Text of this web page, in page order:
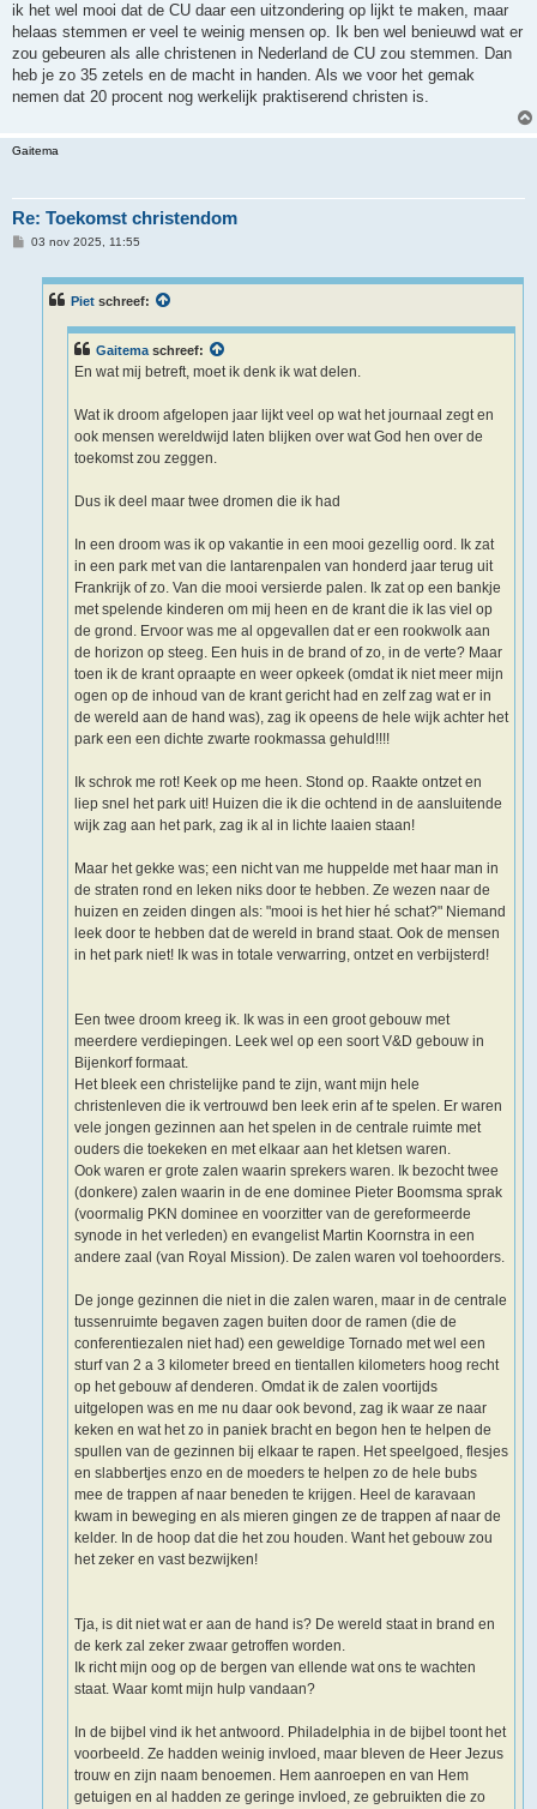
ik het wel mooi dat de CU daar een uitzondering op lijkt te maken, maar
helaas stemmen er veel te weinig mensen op. Ik ben wel benieuwd wat er
zou gebeuren als alle christenen in Nederland de CU zou stemmen. Dan
heb je zo 35 zetels en de macht in handen. Als we voor het gemak
nemen dat 20 procent nog werkelijk praktiserend christen is.
Gaitema
Re: Toekomst christendom
B03 nov 2025, 11:55
Piet schreef:
Gaitema schreef:
En wat mij betreft, moet ik denk ik wat delen.
Wat ik droom afgelopen jaar lijkt veel op wat het journaal zegt en
ook mensen wereldwijd laten blijken over wat God hen over de
toekomst zou zeggen.
Dus ik deel maar twee dromen die ik had
In een droom was ik op vakantie in een mooi gezellig oord. Ik zat
in een park met van die lantarenpalen van honderd jaar terug uit
Frankrijk of zo. Van die mooi versierde palen. Ik zat op een bankje
met spelende kinderen om mij heen en de krant die ik las viel op
de grond. Ervoor was me al opgevallen dat er een rookwolk aan
de horizon op steeg. Een huis in de brand of zo, in de verte? Maar
toen ik de krant opraapte en weer opkeek (omdat ik niet meer mijn
ogen op de inhoud van de krant gericht had en zelf zag wat er in
de wereld aan de hand was), zag ik opeens de hele wijk achter het
park een een dichte zwarte rookmassa gehuld!!!!
Ik schrok me rot! Keek op me heen. Stond op. Raakte ontzet en
liep snel het park uit! Huizen die ik die ochtend in de aansluitende
wijk zag aan het park, zag ik al in lichte laaien staan!
Maar het gekke was; een nicht van me huppelde met haar man in
de straten rond en leken niks door te hebben. Ze wezen naar de
huizen en zeiden dingen als: "mooi is het hier hé schat?" Niemand
leek door te hebben dat de wereld in brand staat. Ook de mensen
in het park niet! Ik was in totale verwarring, ontzet en verbijsterd!
Een twee droom kreeg ik. Ik was in een groot gebouw met
meerdere verdiepingen. Leek wel op een soort V&D gebouw in
Bijenkorf formaat.
Het bleek een christelijke pand te zijn, want mijn hele
christenleven die ik vertrouwd ben leek erin af te spelen. Er waren
vele jongen gezinnen aan het spelen in de centrale ruimte met
ouders die toekeken en met elkaar aan het kletsen waren.
Ook waren er grote zalen waarin sprekers waren. Ik bezocht twee
(donkere) zalen waarin in de ene dominee Pieter Boomsma sprak
(voormalig PKN dominee en voorzitter van de gereformeerde
synode in het verleden) en evangelist Martin Koornstra in een
andere zaal (van Royal Mission). De zalen waren vol toehoorders.
De jonge gezinnen die niet in die zalen waren, maar in de centrale
tussenruimte begaven zagen buiten door de ramen (die de
conferentiezalen niet had) een geweldige Tornado met wel een
sturf van 2 a 3 kilometer breed en tientallen kilometers hoog recht
op het gebouw af denderen. Omdat ik de zalen voortijds
uitgelopen was en me nu daar ook bevond, zag ik waar ze naar
keken en wat het zo in paniek bracht en begon hen te helpen de
spullen van de gezinnen bij elkaar te rapen. Het speelgoed, flesjes
en slabbertjes enzo en de moeders te helpen zo de hele bubs
mee de trappen af naar beneden te krijgen. Heel de karavaan
kwam in beweging en als mieren gingen ze de trappen af naar de
kelder. In de hoop dat die het zou houden. Want het gebouw zou
het zeker en vast bezwijken!
Tja, is dit niet wat er aan de hand is? De wereld staat in brand en
de kerk zal zeker zwaar getroffen worden.
Ik richt mijn oog op de bergen van ellende wat ons te wachten
staat. Waar komt mijn hulp vandaan?
In de bijbel vind ik het antwoord. Philadelphia in de bijbel toont het
voorbeeld. Ze hadden weinig invloed, maar bleven de Heer Jezus
trouw en zijn naam benoemen. Hem aanroepen en van Hem
getuigen en al hadden ze geringe invloed, ze gebruikten die zo